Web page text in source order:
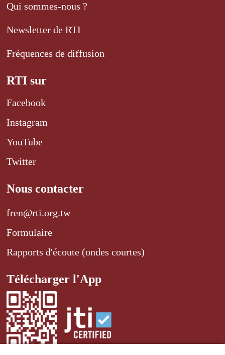
Qui sommes-nous ?
Newsletter de RTI
Fréquences de diffusion
RTI sur
Facebook
Instagram
YouTube
Twitter
Nous contacter
fren@rti.org.tw
Formulaire
Rapports d'écoute (ondes courtes)
Télécharger l'App